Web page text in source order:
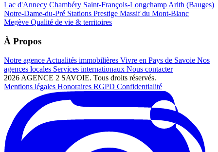
Lac d'Annecy Chambéry Saint-François-LongchampArith (Bauges)
Notre-Dame-du-Pré Stations Prestige Massif du Mont-Blanc
Megève Qualité de vie & territoires
À Propos
Notre agence Actualités immobilières Vivre en Pays de Savoie Nos
agences locales Services internationaux Nous contacter
2026 AGENCE 2 SAVOIE. Tous droits réservés.
Mentions légales Honoraires RGPD Confidentialité